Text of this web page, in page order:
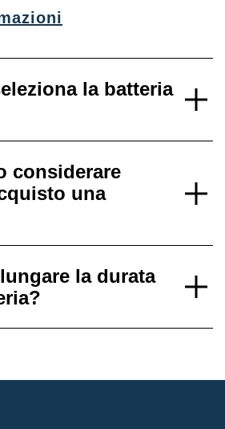
la batteria
considerare
una
la durata